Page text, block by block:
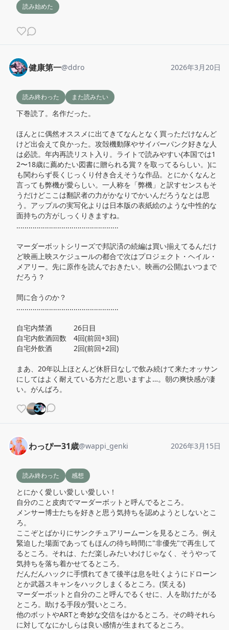
読み始めた
健康第一@ddro 2026年3月20日
読み終わった また読みたい
下巻読了。名作だった。
ほんとに偶然オススメに出てきてなんとなく買っただけなんど
けど出会えて良かった。攻殻機動隊やサイバーパンク好きな人
は必読。年内再読リスト入り。ライトで読みやすい(本国では1
2〜18歳に薦めたい図書に贈られる賞？を取ってるらしい。)に
も関わらず長くじっくり付き合えそうな作品。とにかくなんと
言っても弊機が愛らしい。一人称を「弊機」と訳すセンスもそ
うだけどここは翻訳者の力がかなりでかいんだろうなとは思
う。アップルの実写化よりは日本版の表紙絵のような中性的な
面持ちの方がしっくりきますね。
‥‥‥‥‥‥‥‥‥‥‥‥‥‥‥‥‥‥‥‥‥‥‥‥‥
マーダーボットシリーズで邦訳済の続編は買い揃えてるんだけ
ど映画上映スケジュールの都合で次はプロジェクト・ヘイル・
メアリー。先に原作を読んでおきたい。映画の公開はいつまで
だろう？
間に合うのか？
‥‥‥‥‥‥‥‥‥‥‥‥‥‥‥‥‥‥‥‥‥‥‥‥‥
自宅内禁酒　　　26日目
自宅内飲酒回数　4回(前回+3回)
自宅外飲酒　　　2回(前回+2回)
まあ、20年以上ほとんど休肝日なしで飲み続けて来たオッサン
にしてはよく耐えている方だと思いますよ…。朝の爽快感が凄
い。がんばろ。
わっぴー31歳@wappi_genki 2026年3月15日
読み終わった 感想
とにかく愛しい愛しい愛しい！
自分のこと皮肉でマーダーボットと呼んでるところ。
メンサー博士たちを好きと思う気持ちを認めようとしないとこ
ろ。
ここぞとばかりにサンクチュアリームーンを見るところ。例え
緊迫した場面であってもほんの待ち時間に"非優先"で再生して
るところ。それは、ただ楽しみたいわけじゃなく、そうやって
気持ちを落ち着かせてるところ。
だんだんハックに手慣れてきて後半は息を吐くようにドローン
とか武器スキャンをハックしまくるところ。(笑える)
マーダーボットと自分のこと呼んでるくせに、人を助けたがる
ところ。助ける手段が賢いところ。
他のボットやARTと奇妙な交信をはかるところ。その時それら
に対してなにかしらは良い感情が生まれてるところ。